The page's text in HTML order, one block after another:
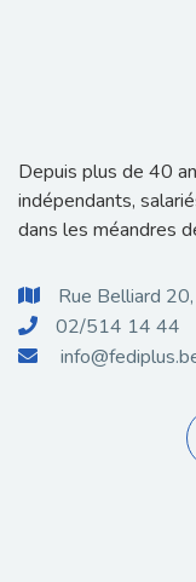
Depuis plus de 40
indépendants,
dans les méandres
 Rue Belliard
 02/514 14 44
